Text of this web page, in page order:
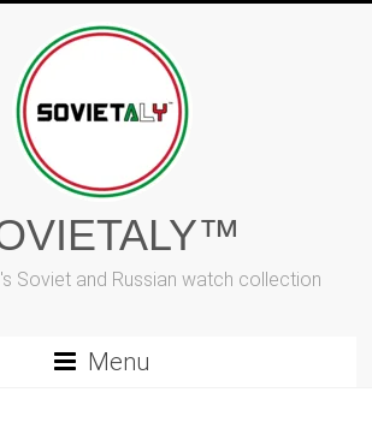
Soviet and Russian watch collection
Menu